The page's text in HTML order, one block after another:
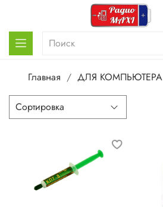
Главная ДЛЯ КОМПЬЮТЕРА